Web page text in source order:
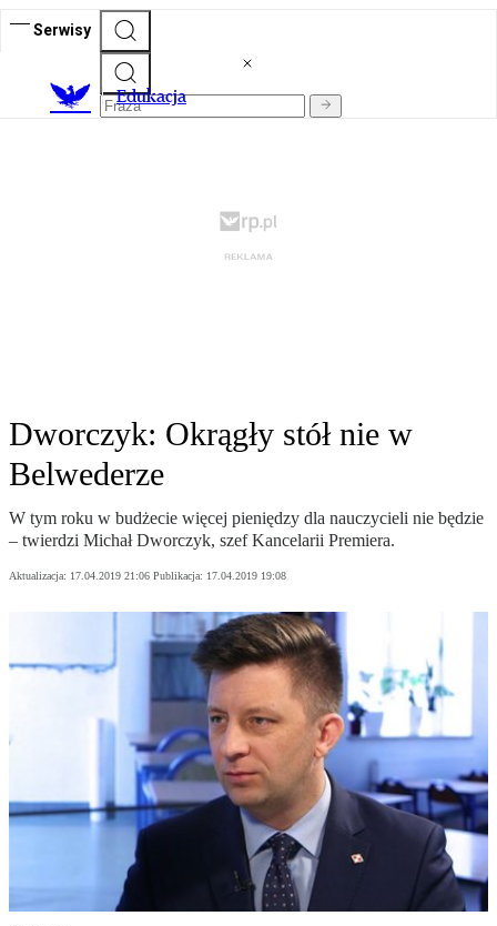
Serwisy
Edukacja
Dworczyk: Okrągły stół nie w
Belwederze
W tym roku w budżecie więcej pieniędzy dla nauczycieli nie będzie
– twierdzi Michał Dworczyk, szef Kancelarii Premiera.
Aktualizacja: 17.04.2019 21:06 Publikacja: 17.04.2019 19:08